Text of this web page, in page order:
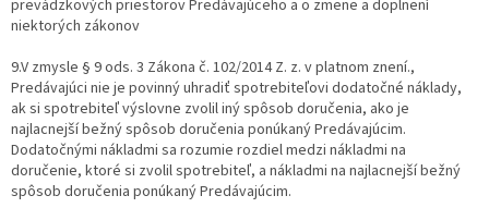
prevádzkových priestorov Predávajúceho a o zmene a doplnení
niektorých zákonov
9.V zmysle § 9 ods. 3 Zákona č. 102/2014 Z. z. v platnom znení.,
Predávajúci nie je povinný uhradiť spotrebiteľovi dodatočné náklady,
ak si spotrebiteľ výslovne zvolil iný spôsob doručenia, ako je
najlacnejší bežný spôsob doručenia ponúkaný Predávajúcim.
Dodatočnými nákladmi sa rozumie rozdiel medzi nákladmi na
doručenie, ktoré si zvolil spotrebiteľ, a nákladmi na najlacnejší bežný
spôsob doručenia ponúkaný Predávajúcim.